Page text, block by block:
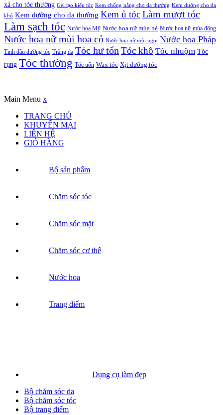
xả cho tóc thường Gel tạo kiểu tóc Kem chống nắng cho da thường Kem dưỡng cho da
khô Kem dưỡng cho da thường Kem ủ tócLàm mượt tóc
Làm sạch tóc Nước hoa Mỹ Nước hoa nữ mùa hè Nước hoa nữ mùa đông
Nước hoa nữ mùi hoa cỏ Nước hoa nữ mùi ngọt Nước hoa Pháp
Tinh dầu dưỡng tóc Trắng da Tóc hư tổn Tóc khô Tóc nhuộm Tóc
rụng Tóc thường Tóc uốn Wax tóc Xịt dưỡng tóc
Main Menu x
TRANG CHỦ
KHUYẾN MẠI
LIÊN HỆ
GIỎ HÀNG
Bộ sản phẩm
Chăm sóc tóc
Chăm sóc mặt
Chăm sóc cơ thể
Nước hoa
Trang điểm
Dụng cụ làm đẹp
Bộ chăm sóc da
Bộ chăm sóc tóc
Bộ trang điểm